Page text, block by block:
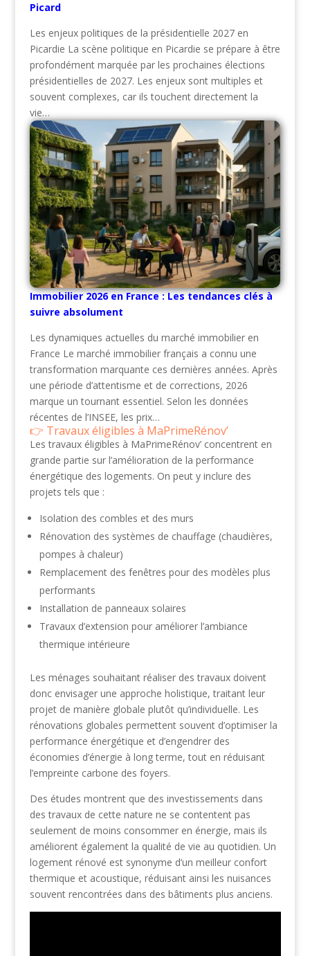
Picard
Les enjeux politiques de la présidentielle 2027 en
Picardie La scène politique en Picardie se prépare à être
profondément marquée par les prochaines élections
présidentielles de 2027. Les enjeux sont multiples et
souvent complexes, car ils touchent directement la
vie…
Immobilier 2026 en France : Les tendances clés à
suivre absolument
Les dynamiques actuelles du marché immobilier en
France Le marché immobilier français a connu une
transformation marquante ces dernières années. Après
une période d’attentisme et de corrections, 2026
marque un tournant essentiel. Selon les données
récentes de l’INSEE, les prix…
Travaux éligibles à MaPrimeRénov’
Les travaux éligibles à MaPrimeRénov’ concentrent en
grande partie sur l’amélioration de la performance
énergétique des logements. On peut y inclure des
projets tels que :
Isolation des combles et des murs
Rénovation des systèmes de chauffage (chaudières,
pompes à chaleur)
Remplacement des fenêtres pour des modèles plus
performants
Installation de panneaux solaires
Travaux d’extension pour améliorer l’ambiance
thermique intérieure
Les ménages souhaitant réaliser des travaux doivent
donc envisager une approche holistique, traitant leur
projet de manière globale plutôt qu’individuelle. Les
rénovations globales permettent souvent d’optimiser la
performance énergétique et d’engendrer des
économies d’énergie à long terme, tout en réduisant
l’empreinte carbone des foyers.
Des études montrent que des investissements dans
des travaux de cette nature ne se contentent pas
seulement de moins consommer en énergie, mais ils
améliorent également la qualité de vie au quotidien. Un
logement rénové est synonyme d’un meilleur confort
thermique et acoustique, réduisant ainsi les nuisances
souvent rencontrées dans des bâtiments plus anciens.